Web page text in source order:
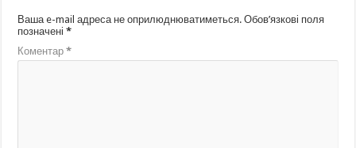
Ваша e-mail адреса не оприлюднюватиметься. Обов’язкові поля
позначені*
Коментар*